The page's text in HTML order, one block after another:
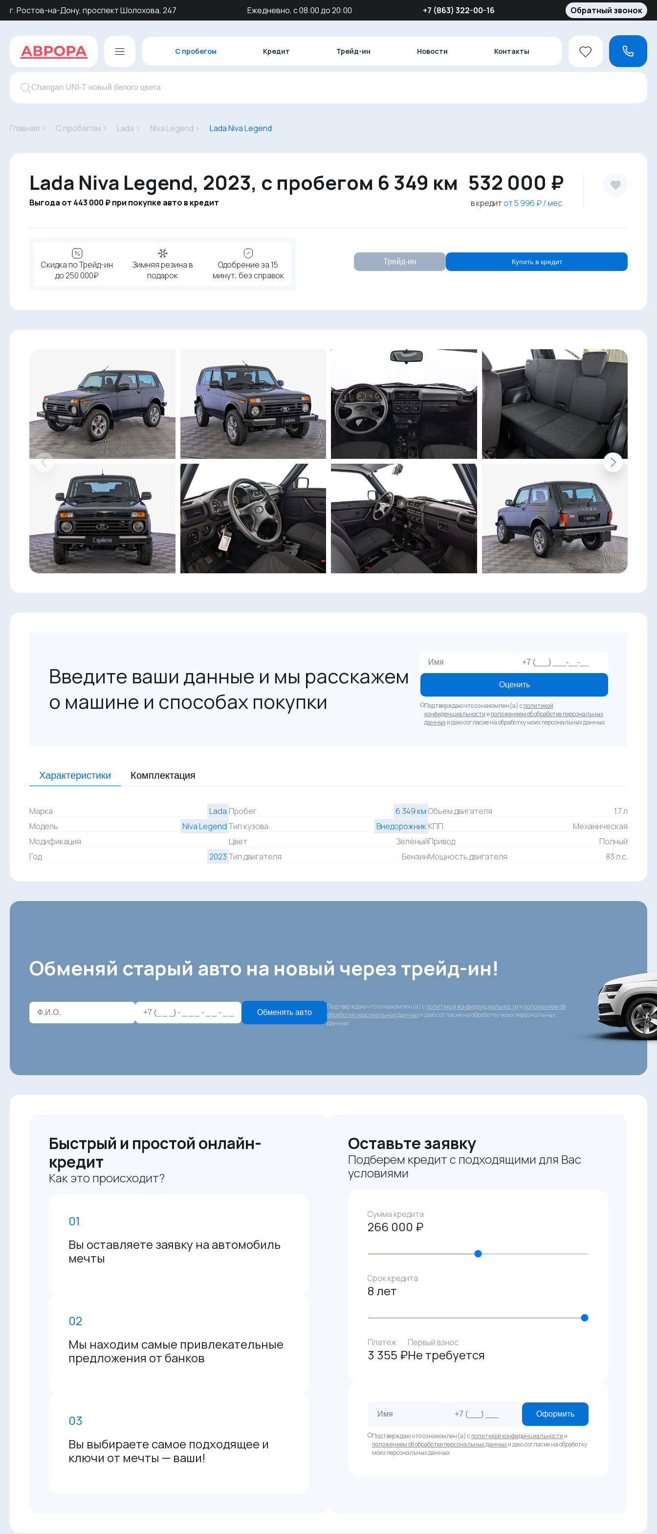
г. Ростов-на-Дону, проспект Шолохова, 247 Ежедневно, с 08:00 до 20:00 ‪+7 (863) 322-00-16 Обратный звонок
С пробегом Кредит Трейд-ин Новости Контакты
Главная › С пробегом › Lada › Niva Legend › Lada Niva Legend
Lada Niva Legend, 2023, с пробегом 6 349 км
Выгода от 443 000 ₽ при покупке авто в кредит
532 000 ₽
в кредитот 5 996 ₽ / мес.
Скидка по Трейд-ин
до 250 000₽
Зимняя резина в
подарок
Одобрение за 15
минут, без справок
Трейд-ин Купить в кредит
Введите ваши данные и мы расскажем
о машине и способах покупки
Оценить
Подтверждаю что ознакомлен(а) сполитикой
конфиденциальности и положением об обработке персональных
данныхи даю согласие на обработку моих персональных данных
Характеристики Комплектация
Марка
Lada
Модель
Niva Legend
Модификация
Год
2023
Пробег
6 349 км
Тип кузова
Внедорожник
Цвет
Зелёный
Тип двигателя
Бензин
Объем двигателя
1.7 л
КПП
Механическая
Привод
Полный
Мощность двигателя
83 л.с.
Обменяй старый авто на новый через трейд-ин!
Обменять авто
Подтверждаю что ознакомлен(а) сполитикой конфиденциальности и положением об
обработке персональных данныхи даю согласие на обработку моих персональных
данных
Быстрый и простой онлайн-
кредит
Как это происходит?
01
Вы оставляете заявку на автомобиль
мечты
02
Мы находим самые привлекательные
предложения от банков
03
Вы выбираете самое подходящее и
ключи от мечты — ваши!
Оставьте заявку
Подберем кредит с подходящими для Вас
условиями
Сумма кредита
266 000 ₽
Срок кредита
8 лет
Платеж
3 355 ₽
Первый взнос
Не требуется
Оформить
Подтверждаю что ознакомлен(а) сполитикой конфиденциальности и
положением об обработке персональных данныхи даю согласие на обработку
моих персональных данных